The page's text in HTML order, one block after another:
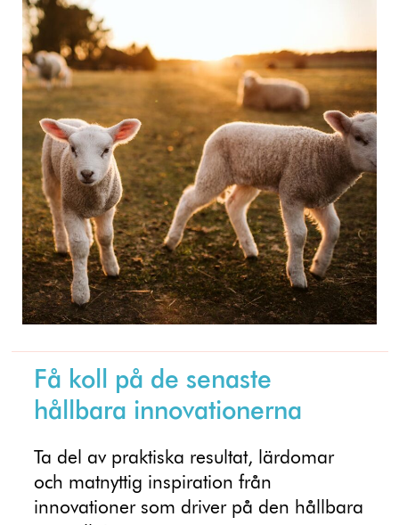
Få koll på de senaste
hållbara innovationerna
Ta del av praktiska resultat, lärdomar
och matnyttig inspiration från
innovationer som driver på den hållbara